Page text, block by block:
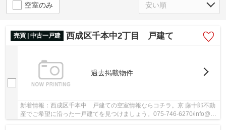
空室のみ
売買 | 中古一戸建 西成区千本中2丁目 戸建て
過去掲載物件
新着情報：西成区千本中 戸建ての空室情報ならコチラ。京 藤十郎不動
産でご希望に沿った一戸建てを見つけましょう。075-746-6270/info@k-